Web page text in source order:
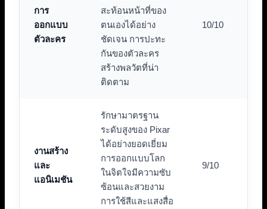
การ
ออกแบบ
ตัวละคร
สะท้อนหน้าที่ของ
ตนเองได้อย่าง
ชัดเจน การปะทะ
กันของตัวละคร
สร้างพลวัตที่น่า
ติดตาม
10/10
งานสร้าง
และ
แอนิเมชัน
รักษามาตรฐาน
ระดับสูงของ Pixar
ได้อย่างยอดเยี่ยม
การออกแบบโลก
ในจิตใจมีความซับ
ซ้อนและสวยงาม
การใช้สีและแสงสื่อ
9/10